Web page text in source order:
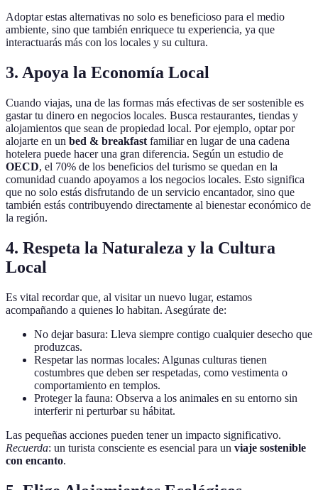
Adoptar estas alternativas no solo es beneficioso para el medio
ambiente, sino que también enriquece tu experiencia, ya que
interactuarás más con los locales y su cultura.
3. Apoya la Economía Local
Cuando viajas, una de las formas más efectivas de ser sostenible es
gastar tu dinero en negocios locales. Busca restaurantes, tiendas y
alojamientos que sean de propiedad local. Por ejemplo, optar por
alojarte en un bed & breakfast familiar en lugar de una cadena
hotelera puede hacer una gran diferencia. Según un estudio de
OECD, el 70% de los beneficios del turismo se quedan en la
comunidad cuando apoyamos a los negocios locales. Esto significa
que no solo estás disfrutando de un servicio encantador, sino que
también estás contribuyendo directamente al bienestar económico de
la región.
4. Respeta la Naturaleza y la Cultura
Local
Es vital recordar que, al visitar un nuevo lugar, estamos
acompañando a quienes lo habitan. Asegúrate de:
No dejar basura: Lleva siempre contigo cualquier desecho que
produzcas.
Respetar las normas locales: Algunas culturas tienen
costumbres que deben ser respetadas, como vestimenta o
comportamiento en templos.
Proteger la fauna: Observa a los animales en su entorno sin
interferir ni perturbar su hábitat.
Las pequeñas acciones pueden tener un impacto significativo.
Recuerda: un turista consciente es esencial para un viaje sostenible
con encanto.